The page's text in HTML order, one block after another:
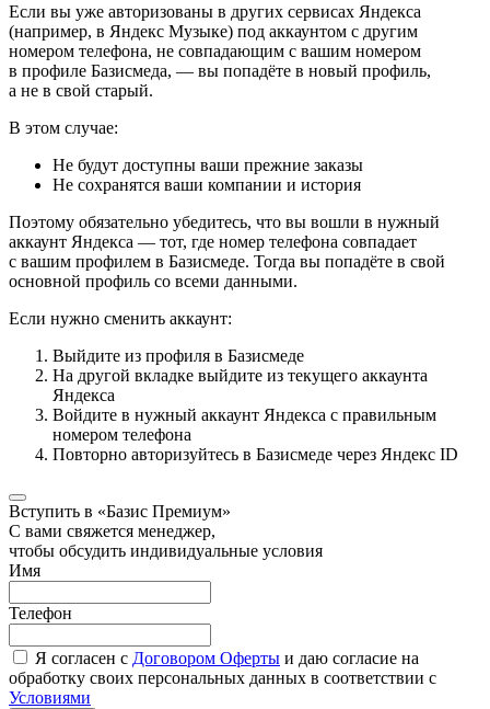
Если вы уже авторизованы в других сервисах Яндекса
(например, в Яндекс Музыке) под аккаунтом с другим
номером телефона, не совпадающим с вашим номером
в профиле Базисмеда, — вы попадёте в новый профиль,
а не в свой старый.
В этом случае:
Не будут доступны ваши прежние заказы
Не сохранятся ваши компании и история
Поэтому обязательно убедитесь, что вы вошли в нужный
аккаунт Яндекса — тот, где номер телефона совпадает
с вашим профилем в Базисмеде. Тогда вы попадёте в свой
основной профиль со всеми данными.
Если нужно сменить аккаунт:
Выйдите из профиля в Базисмеде
На другой вкладке выйдите из текущего аккаунта
Яндекса
Войдите в нужный аккаунт Яндекса с правильным
номером телефона
Повторно авторизуйтесь в Базисмеде через Яндекс ID
Вступить в «Базис Премиум»
С вами свяжется менеджер,
чтобы обсудить индивидуальные условия
Имя
Телефон
Я согласен с Договором Оферты и даю согласие на
обработку своих персональных данных в соответствии с
Условиями